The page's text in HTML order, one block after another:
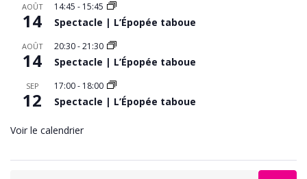
AOÛT
14
14:45 - 15:45
Spectacle | L’Épopée taboue
AOÛT
14
20:30-21:30
Spectacle | L’Épopée taboue
SEP
12
17:00- 18:00
Spectacle | L’Épopée taboue
Voir le calendrier